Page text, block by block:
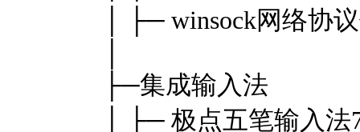
│ ├─ winsock网络协
├─集成输入法
│ ├─ 极点五笔输入法